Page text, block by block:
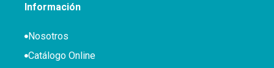
Información
Nosotros
Catálogo Online